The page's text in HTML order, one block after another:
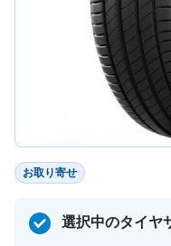
お取り寄せ
選択中のタイヤ